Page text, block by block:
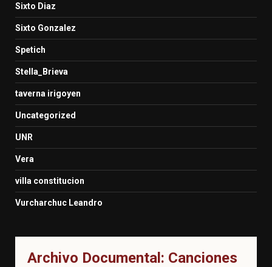
Sixto Diaz
Sixto Gonzalez
Spetich
Stella_Brieva
taverna irigoyen
Uncategorized
UNR
Vera
villa constitucion
Vurcharchuc Leandro
Archivo Documental: Canciones